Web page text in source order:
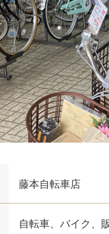
藤本自転車店
自転車、バイク、